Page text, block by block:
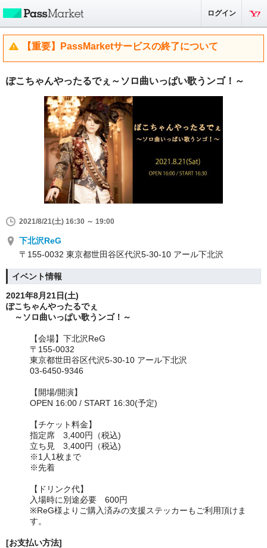
ログイン
【重要】PassMarketサービスの終了について
ぽこちゃんやったるでぇ～ソロ曲いっぱい歌うンゴ！～
2021/8/21(土) 16:30 ～ 19:00
下北沢ReG
〒155-0032 東京都世田谷区代沢5-30-10 アール下北沢
イベント情報
2021年8月21日(土)
ぽこちゃんやったるでぇ
～ソロ曲いっぱい歌うンゴ！～
【会場】 下北沢ReG
〒155-0032
東京都世田谷区代沢5-30-10 アール下北沢
03-6450-9346
【開場/開演】
OPEN 16:00 / START 16:30(予定)
【チケット料金】
指定席 3,400円（税込)
立ち見 3,400円（税込)
※1人1枚まで
※先着
【ドリンク代】
入場時に別途必要 600円
※ReG様よりご購入済みの支援ステッカーもご利用頂けま
す。
[お支払い方法]